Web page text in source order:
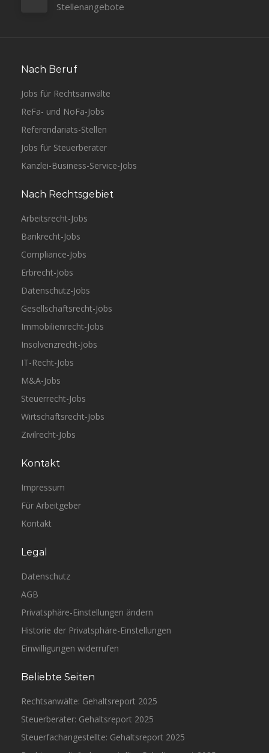
Stellenangebote
Nach Beruf
Jobs für Rechtsanwälte
ReFa- und NoFa-Jobs
Referendariats-Stellen
Jobs für Steuerberater
Kanzlei-Business-Service-Jobs
Nach Rechtsgebiet
Arbeitsrecht-Jobs
Bankrecht-Jobs
Compliance-Jobs
Erbrecht-Jobs
Datenschutz-Jobs
Gesellschaftsrecht-Jobs
Immobilienrecht-Jobs
Insolvenzrecht-Jobs
IT-Recht-Jobs
M&A-Jobs
Steuerrecht-Jobs
Wirtschaftsrecht-Jobs
Zivilrecht-Jobs
Kontakt
Impressum
Für Arbeitgeber
Kontakt
Legal
Datenschutz
AGB
Privatsphäre-Einstellungen ändern
Historie der Privatsphäre-Einstellungen
Einwilligungen widerrufen
Beliebte Seiten
Rechtsanwälte: Gehaltsreport 2025
Steuerberater: Gehaltsreport 2025
Steuerfachangestellte: Gehaltsreport 2025